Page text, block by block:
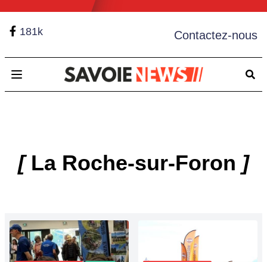
181k Contactez-nous
Open main menu
[La Roche-sur-Foron ]